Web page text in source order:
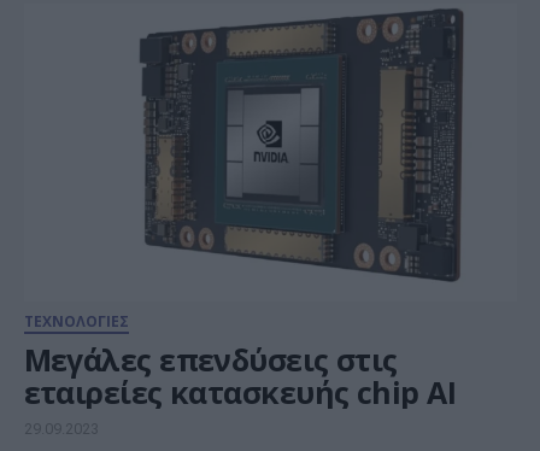
ΤΕΧΝΟΛΟΓΙΕΣ
Μεγάλες επενδύσεις στις
εταιρείες κατασκευής chip ΑΙ
29.09.2023